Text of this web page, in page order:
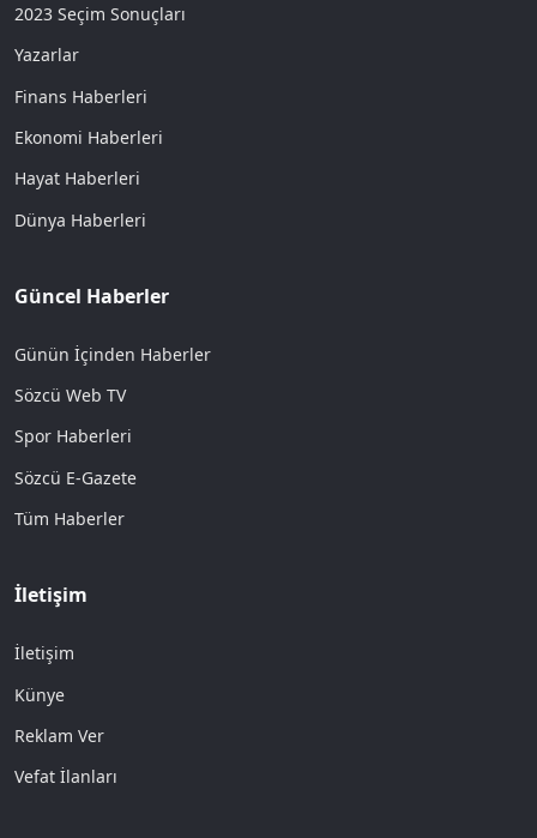
2023 Seçim Sonuçları
Yazarlar
Finans Haberleri
Ekonomi Haberleri
Hayat Haberleri
Dünya Haberleri
Güncel Haberler
Günün İçinden Haberler
Sözcü Web TV
Spor Haberleri
Sözcü E-Gazete
Tüm Haberler
İletişim
İletişim
Künye
Reklam Ver
Vefat İlanları